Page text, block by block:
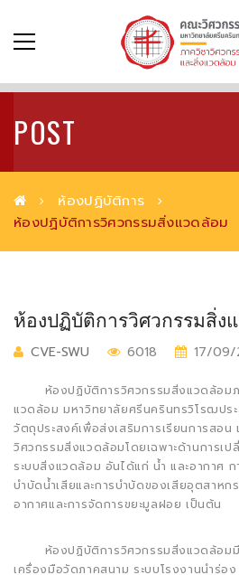
POST
ห้องปฏิบัติการ
ห้องปฏิบัติการวิศวกรรมสิ่งแวดล้อม
ห้องปฏิบัติการวิศวกรรมสิ่ง
CVE-SWU 6018 17/09/
ห้องปฏิบัติการวิศวกรรมสิ่งแวดล้อมภ
แวดล้อม มหาวิทยาลัยศรีนครินทรวิโรฒปร
วัตถุประสงค์เพื่อส่งเสริมการเรียนการสอน
วิศวกรรมสิ่งแวดล้อมโดยเฉพาะด้านการเ
ระบบสิ่งแวดล้อม อันได้แก่ น้ำ และอากาศ
บำบัดน้ำเสียและการบำบัดของเสียอุตสาห
อากาศและการจัดการขยะมูลฝอย เป็นต้น
ห้องปฏิบัติการวิศวกรรมสิ่งแวดล้อม
เครื่องมือวัดภาคสนาม ระบบโรงงานนำร่อ